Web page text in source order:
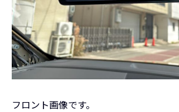
フロント画像です。